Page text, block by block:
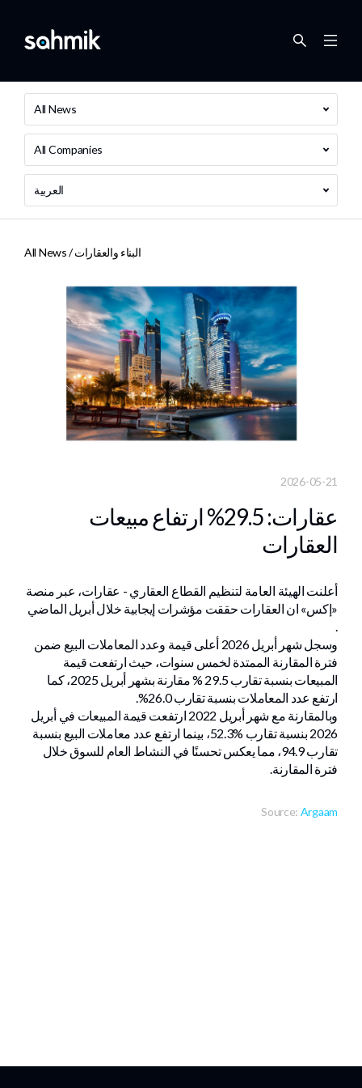
All News
All Companies
العربية
All News /البناء والعقارات
2026-05-21
عقارات: 29.5% ارتفاع مبيعات
العقارات
​أعلنت الهيئة العامة لتنظيم القطاع العقاري - عقارات، عبر منصة
«إكس» ان العقارات حققت مؤشرات إيجابية خلال أبريل الماضي
وسجل شهر أبريل 2026 أعلى قيمة وعدد المعاملات البيع ضمن
فترة المقارنة الممتدة لخمس سنوات، حيث ارتفعت قيمة
المبيعات بنسبة تقارب 29.5 % مقارنة بشهر أبريل 2025، كما
ارتفع عدد المعاملات بنسبة تقارب 26.0%.
وبالمقارنة مع شهر أبريل 2022 ارتفعت قيمة المبيعات في أبريل
2026 بنسبة تقارب %52.3، بينما ارتفع عدد معاملات البيع بنسبة
تقارب 94.9، مما يعكس تحسنًا في النشاط العام للسوق خلال
فترة المقارنة.​
Source: Argaam